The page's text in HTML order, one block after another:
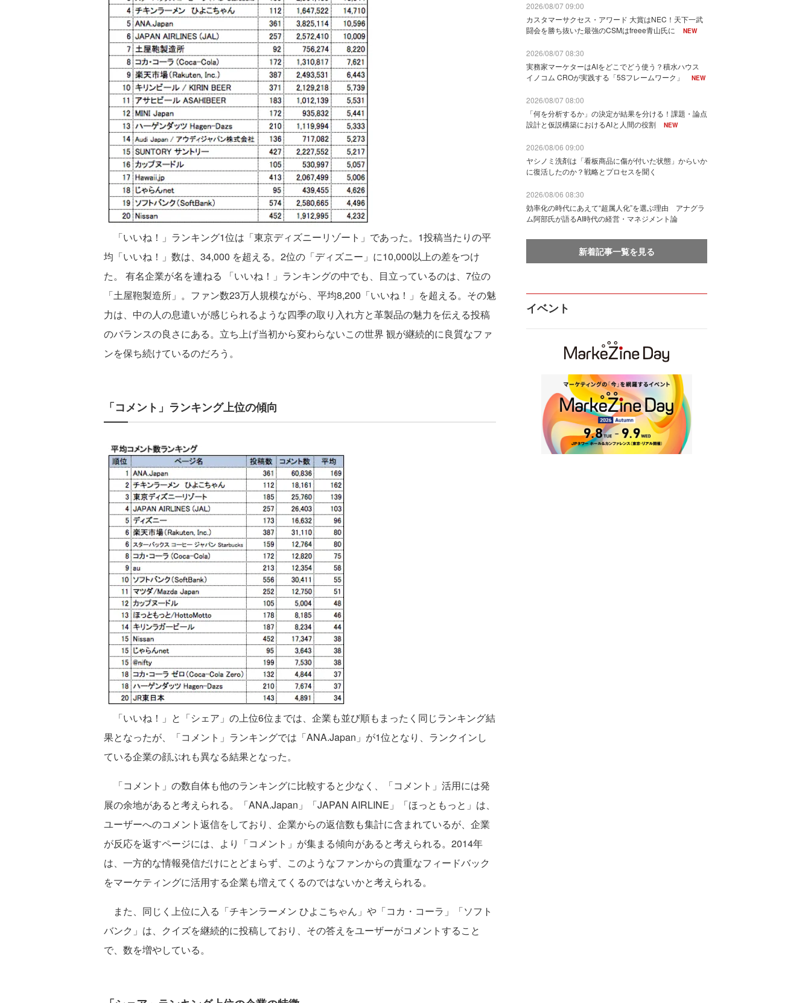
「いいね！」ランキング1位は「東京ディズニーリゾート」であった。1投稿当たりの平
均「いいね！」数は、34,000 を超える。2位の「ディズニー」に10,000以上の差をつけ
た。 有名企業が名を連ねる 「いいね！」ランキングの中でも、目立っているのは、7位の
「土屋鞄製造所」。ファン数23万人規模ながら、平均8,200「いいね！」を超える。その魅
力は、中の人の息遣いが感じられるような四季の取り入れ方と革製品の魅力を伝える投稿
のバランスの良さにある。立ち上げ当初から変わらないこの世界 観が継続的に良質なファ
ンを保ち続けているのだろう。
「コメント」ランキング上位の傾向
「いいね！」と「シェア」の上位6位までは、企業も並び順もまったく同じランキング結
果となったが、「コメント」ランキングでは「ANA.Japan」が1位となり、ランクインし
ている企業の顔ぶれも異なる結果となった。
「コメント」の数自体も他のランキングに比較すると少なく、「コメント」活用には発
展の余地があると考えられる。「ANA.Japan」「JAPAN AIRLINE」「ほっともっと」は、
ユーザーへのコメント返信をしており、企業からの返信数も集計に含まれているが、企業
が反応を返すページには、より「コメント」が集まる傾向があると考えられる。2014年
は、一方的な情報発信だけにとどまらず、このようなファンからの貴重なフィードバック
をマーケティングに活用する企業も増えてくるのではないかと考えられる。
また、同じく上位に入る「チキンラーメン ひよこちゃん」や「コカ・コーラ」「ソフト
バンク」は、クイズを継続的に投稿しており、その答えをユーザーがコメントすること
で、数を増やしている。
2026/08/07 09:00
カスタマーサクセス・アワード 大賞はNEC！天下一武
闘会を勝ち抜いた最強のCSMはfreee青山氏に
NEW
2026/08/07 08:30
実務家マーケターはAIをどこでどう使う？積水ハウス
イノコム CROが実践する「5Sフレームワーク」
NEW
2026/08/07 08:00
「何を分析するか」の決定が結果を分ける！課題・論点
設計と仮説構築におけるAIと人間の役割
NEW
2026/08/06 09:00
ヤシノミ洗剤は「看板商品に傷が付いた状態」からいか
に復活したのか？戦略とプロセスを聞く
2026/08/06 08:30
効率化の時代にあえて“超属人化”を選ぶ理由 アナグラ
ム阿部氏が語るAI時代の経営・マネジメント論
新着記事一覧を見る
イベント